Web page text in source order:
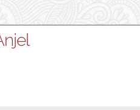
doplnky